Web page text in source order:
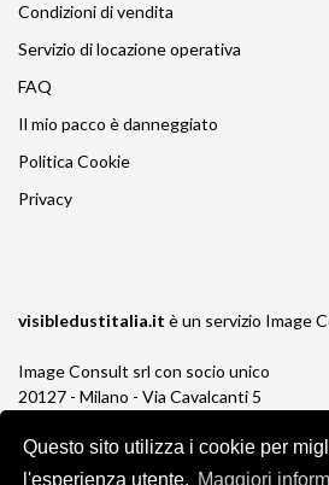
Questo sito utilizza i cookie per
l'esperienza utente. Maggiori
Condizioni di vendita
Servizio di locazione operativa
FAQ
Il mio pacco è danneggiato
Politica Cookie
Privacy
visibledustitalia.it è un servizio Image
Image Consult srl con socio unico
20127 - Milano - Via Cavalcanti 5
P.IVA e C.F. 03383650961
REA 1673647 CCIAA Milano Monza